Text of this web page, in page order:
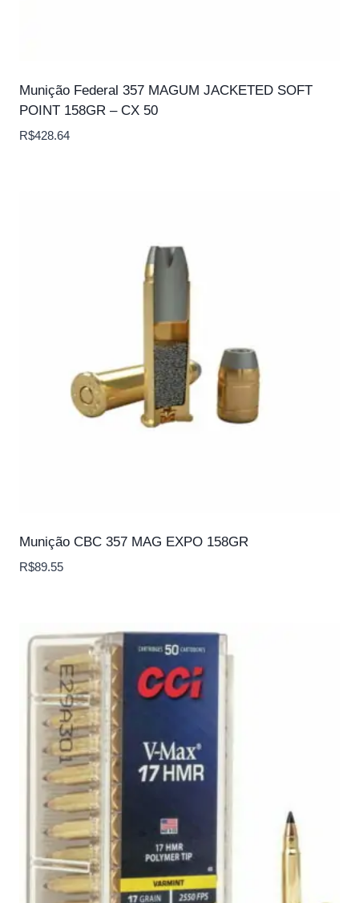
Munição Federal 357 MAGUM JACKETED SOFT
POINT 158GR – CX 50
R$428.64
Munição CBC 357 MAG EXPO 158GR
R$89.55